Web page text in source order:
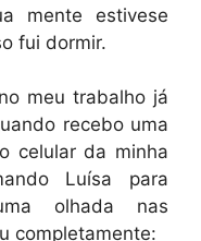
mente estivese
fui dormir.
meu trabalho já
recebo uma
celular da minha
Luísa para
olhada nas
completamente: